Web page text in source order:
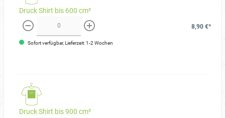
Druck Shirt bis 600 cm²
weniger mehr
8,90 €*
Sofort verfügbar, Lieferzeit: 1-2 Wochen
Druck Shirt bis 900 cm²